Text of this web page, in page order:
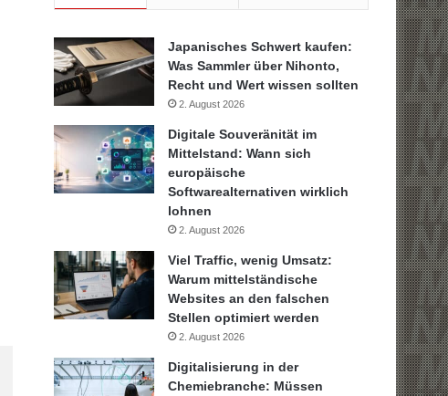
Japanisches Schwert kaufen:
Was Sammler über Nihonto,
Recht und Wert wissen sollten
2. August 2026
Digitale Souveränität im
Mittelstand: Wann sich
europäische
Softwarealternativen wirklich
lohnen
2. August 2026
Viel Traffic, wenig Umsatz:
Warum mittelständische
Websites an den falschen
Stellen optimiert werden
2. August 2026
Digitalisierung in der
Chemiebranche: Müssen